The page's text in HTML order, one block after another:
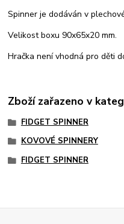
Spinner je dodáván v
Velikost boxu 90x65x20 mm.
Hračka není vhodná pro děti
Zboží zařazeno v
FIDGET SPINNER
KOVOVÉ SPINNERY
FIDGET SPINNER